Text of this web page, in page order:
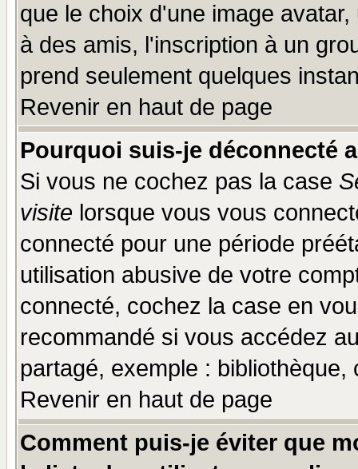
que le choix d'une image
à des amis, l'inscription à un
prend seulement quelques
Revenir en haut de page
Pourquoi suis-je déconnecté
Si vous ne cochez pas la case
visite lorsque vous vous
connecté pour une période
utilisation abusive de votre
connecté, cochez la case en
recommandé si vous accédez
partagé, exemple :
Revenir en haut de page
Comment puis-je éviter que